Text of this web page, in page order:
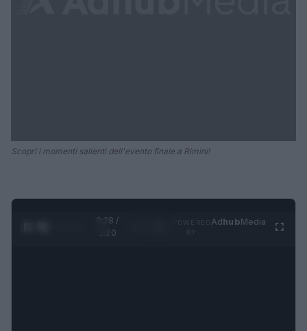
Scopri i momenti salienti dell'evento finale a Rimini!
0:29 /
1:20
AdhubMedia